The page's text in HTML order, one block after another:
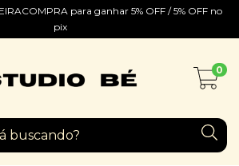
para ganhar 5% OFF / 5% OFF no
pix
0